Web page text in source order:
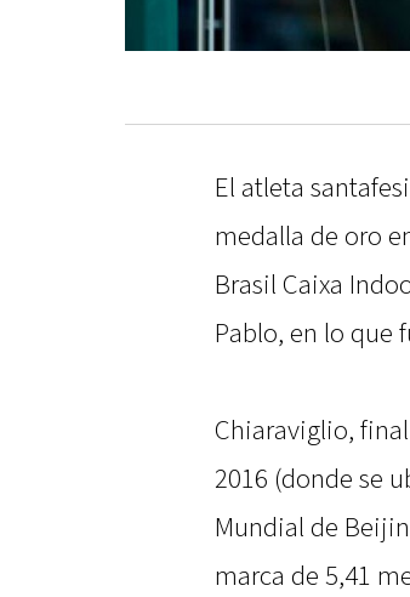
El atleta
medalla de oro
Brasil Caixa
Pablo, en lo que
Chiaraviglio,
2016 (donde se
Mundial de
marca de 5,41